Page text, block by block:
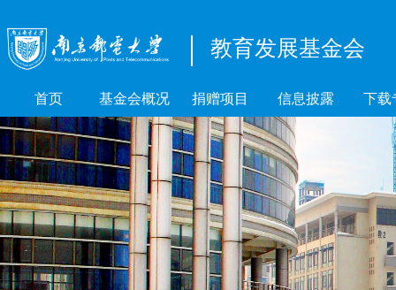
教育发展基金会
首页 基金会概况 捐赠项目 信息披露 下载